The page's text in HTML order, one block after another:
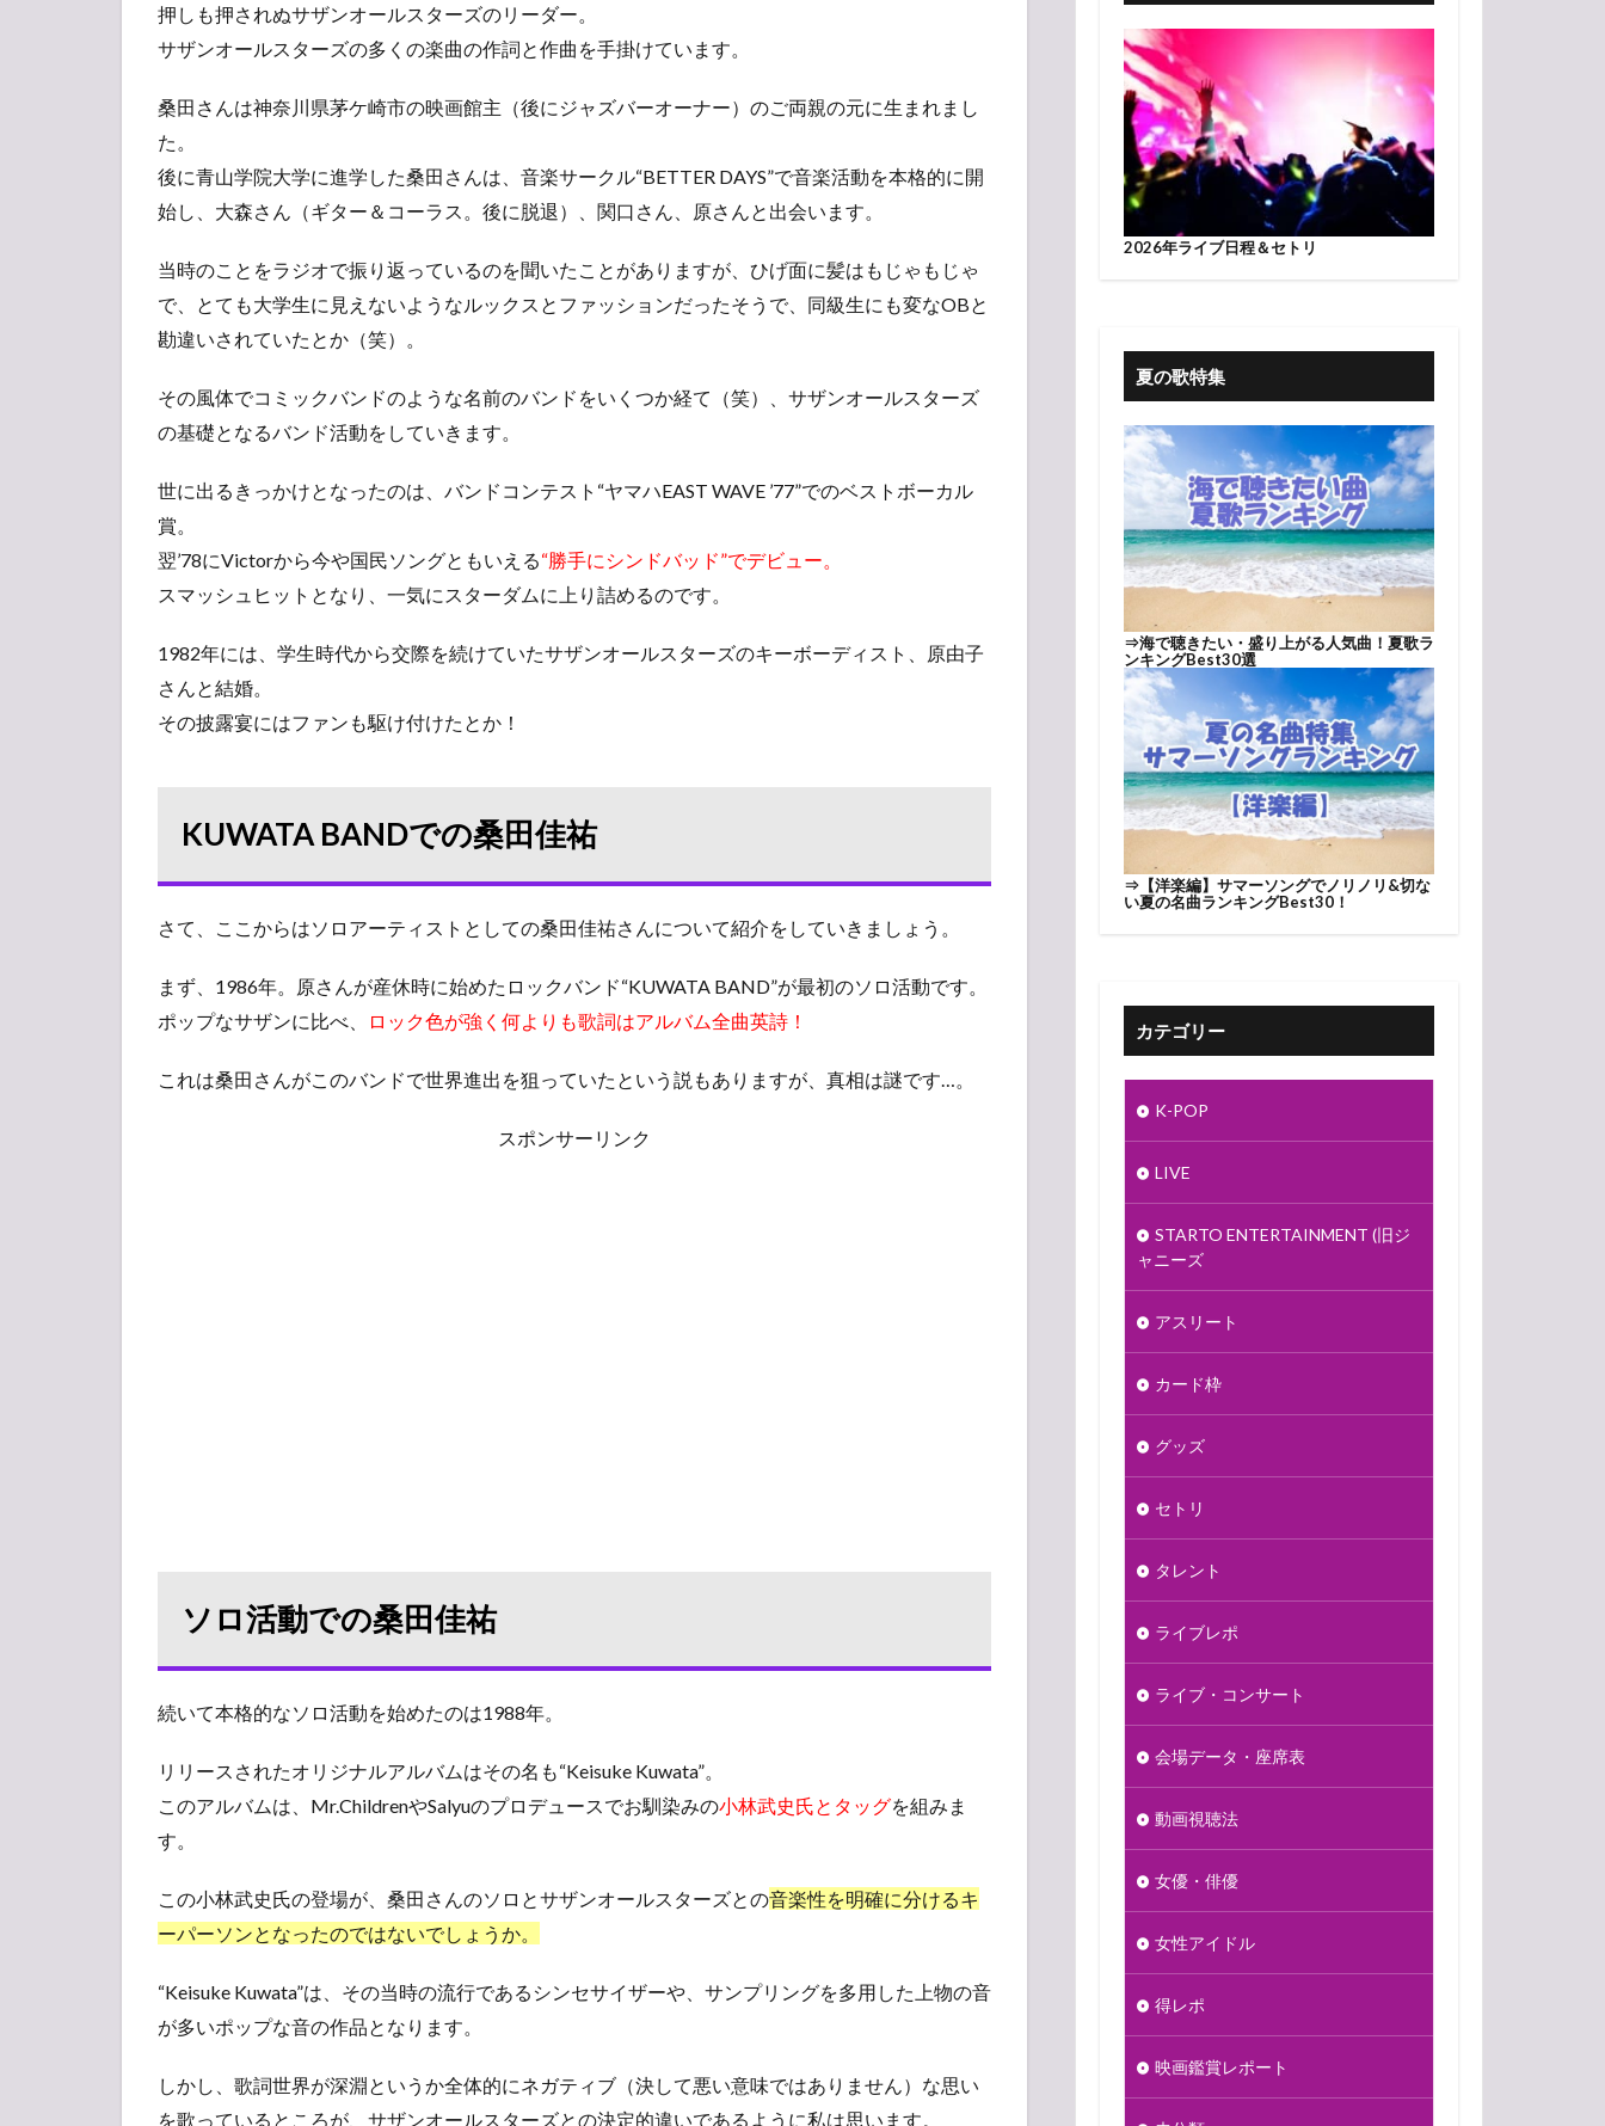
押しも押されぬサザンオールスターズのリーダー。
サザンオールスターズの多くの楽曲の作詞と作曲を手掛けています。
桑田さんは神奈川県茅ケ崎市の映画館主（後にジャズバーオーナー）のご両親の元に生まれまし
た。
後に青山学院大学に進学した桑田さんは、音楽サークル“BETTER DAYS”で音楽活動を本格的に開
始し、大森さん（ギター＆コーラス。後に脱退）、関口さん、原さんと出会います。
当時のことをラジオで振り返っているのを聞いたことがありますが、ひげ面に髪はもじゃもじゃ
で、とても大学生に見えないようなルックスとファッションだったそうで、同級生にも変なOBと
勘違いされていたとか（笑）。
その風体でコミックバンドのような名前のバンドをいくつか経て（笑）、サザンオールスターズ
の基礎となるバンド活動をしていきます。
世に出るきっかけとなったのは、バンドコンテスト“ヤマハEAST WAVE ’77”でのベストボーカル
賞。
翌’78にVictorから今や国民ソングともいえる“勝手にシンドバッド”でデビュー。
スマッシュヒットとなり、一気にスターダムに上り詰めるのです。
1982年には、学生時代から交際を続けていたサザンオールスターズのキーボーディスト、原由子
さんと結婚。
その披露宴にはファンも駆け付けたとか！
KUWATA BANDでの桑田佳祐
さて、ここからはソロアーティストとしての桑田佳祐さんについて紹介をしていきましょう。
まず、1986年。原さんが産休時に始めたロックバンド“KUWATA BAND”が最初のソロ活動です。
ポップなサザンに比べ、
ロック色が強く何よりも歌詞はアルバム全曲英詩！
これは桑田さんがこのバンドで世界進出を狙っていたという説もありますが、真相は謎です…。
スポンサーリンク
ソロ活動での桑田佳祐
続いて本格的なソロ活動を始めたのは1988年。
リリースされたオリジナルアルバムはその名も“Keisuke Kuwata”。
このアルバムは、Mr.ChildrenやSalyuのプロデュースでお馴染みの小林武史氏とタッグを組みま
す。
この小林武史氏の登場が、桑田さんのソロとサザンオールスターズとの音楽性を明確に分けるキ
ーパーソンとなったのではないでしょうか。
“Keisuke Kuwata”は、その当時の流行であるシンセサイザーや、サンプリングを多用した上物の音
が多いポップな音の作品となります。
しかし、歌詞世界が深淵というか全体的にネガティブ（決して悪い意味ではありません）な思い
を歌っているところが、サザンオールスターズとの決定的違いであるように私は思います。
2026年ライブ日程＆セトリ
夏の歌特集
⇒海で聴きたい・盛り上がる人気曲！夏歌ラ
ンキングBest30選
⇒ 【洋楽編】サマーソングでノリノリ&切な
い夏の名曲ランキングBest30！
カテゴリー
K-POP
LIVE
STARTO ENTERTAINMENT (旧ジ
ャニーズ
アスリート
カード枠
グッズ
セトリ
タレント
ライブレポ
ライブ・コンサート
会場データ・座席表
動画視聴法
女優・俳優
女性アイドル
得レポ
映画鑑賞レポート